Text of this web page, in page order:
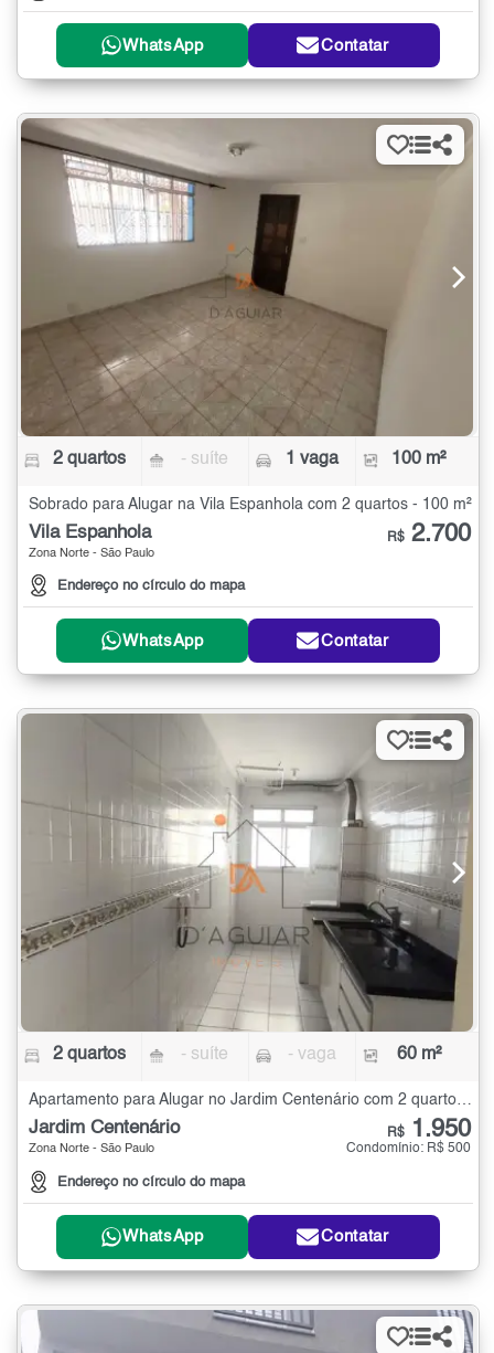
WhatsApp Contatar
2 quartos - suíte 1 vaga 100 m²
Sobrado para Alugar na Vila Espanhola com 2 quartos - 100 m²
Vila Espanhola
Zona Norte - São Paulo
Endereço no círculo do mapa
R$ 2.700
WhatsApp Contatar
2 quartos - suíte - vaga 60 m²
Apartamento para Alugar no Jardim Centenário com 2 quartos - 60 m²
Jardim Centenário
Zona Norte - São Paulo
Endereço no círculo do mapa
R$ 1.950
Condomínio: R$ 500
WhatsApp Contatar